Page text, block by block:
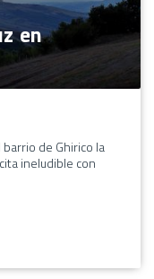
en
de Ghirico la
ineludible con